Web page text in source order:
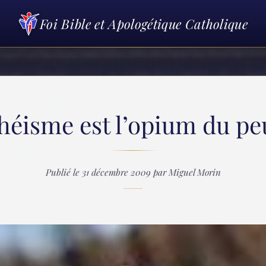
Foi Bible et Apologétique Catholique
est l’opium du
Publié le 31 décembre 2009 par Miguel Morin